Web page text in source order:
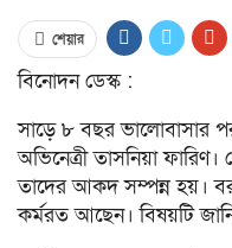
শেয়ার
বিনোদন ডেস্ক :
সাড়ে ৮ বছর ভালোবাসার
অভিনেত্রী তাসনিয়া
তাদের আকদ সম্পন্ন হয়।
কর্মরত আছেন। বিষয়টি